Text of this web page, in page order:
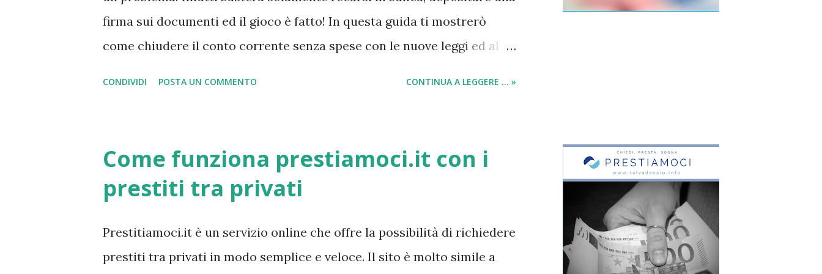
niente c...
firma sui documenti ed il gioco è fatto! In questa guida ti mostrerò
come chiudere il conto corrente senza spese con le nuove leggi ed al
dei versamenti, dei pagamenti, la gestione della pensione e il
pagamento della bolletta di casa presso un'altra banca a costo zero !
da ragazzi! Leggi anche => Come aprire un conto corrente senza
imposta di bollo - Elenco delle migliori offerte sui conti correnti
CONDIVIDI POSTA UN COMMENTO CONTINUA A LEGGERE ... »
Come funziona prestiamoci.it con i
prestiti tra privati
Prestitiamoci.it è un servizio online che offre la possibilità di richiedere
prestiti tra privati in modo semplice e veloce. Il sito è molto simile a